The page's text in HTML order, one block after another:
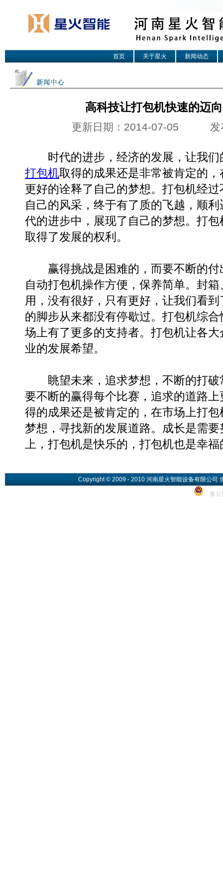
首页 关于星火 新闻动态
高科技让打包机快速的迈
更新日期：2014-07-05 发
时代的进步，经济的发展，让我们
打包机取得的成果还是非常被肯定的
更好的诠释了自己的梦想。打包机经
自己的风采，终于有了质的飞越，顺
代的进步中，展现了自己的梦想。打
取得了发展的权利。
赢得挑战是困难的，而要不断的付
自动打包机操作方便，保养简单。封
用，没有很好，只有更好，让我们看
的脚步从来都没有停歇过。打包机综
场上有了更多的支持者。打包机让各
业的发展希望。
眺望未来，追求梦想，不断的打破
要不断的赢得每个比赛，追求的道路
得的成果还是被肯定的，在市场上打
梦想，寻找新的发展道路。成长是需
上，打包机是快乐的，打包机也是幸福
Copyright © 2009 - 2010 河南星火智能设备有限公司
豫